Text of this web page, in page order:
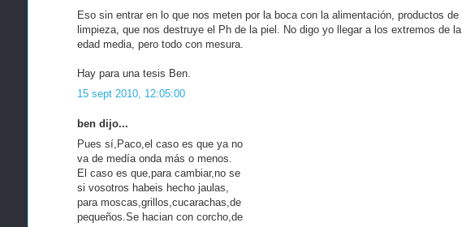
Eso sin entrar en lo que nos meten por la boca con la alimentación, productos de
limpieza, que nos destruye el Ph de la piel. No digo yo llegar a los extremos de la
edad media, pero todo con mesura.
Hay para una tesis Ben.
15 sept 2010, 12:05:00
ben dijo...
Pues sí,Paco,el caso es que ya no
va de medía onda más o menos.
El caso es que,para cambiar,no se
si vosotros habeis hecho jaulas,
para moscas,grillos,cucarachas,de
pequeños.Se hacian con corcho,de